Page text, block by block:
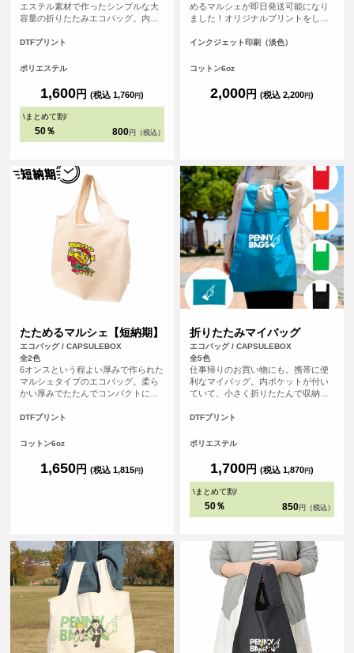
エステル素材で作ったシンプルな大
容量の折りたたみエコバッグ。内ポ
が可能で、ポリエステル素材のため
でかさばらないため人気の高いエコ
DTFプリント
ポリエステル
1,600円 (税込 1,760円)
\まとめて割/
50％ 800 円（税込）
めるマルシェが即日発送可能になり
ました！オリジナルプリントをした
文（決済完了）で、その日に発送す
ント、注文し忘れ、すぐに欲しい！
んフルカラープリントしたオリジナ
ルエコバッグが作れます。
インクジェット印刷（淡色）
コットン6oz
2,000円 (税込 2,200円)
たためるマルシェ【短納期】
エコバッグ / CAPSULEBOX
全2色
6オンスという程よい厚みで作られた
マルシェタイプのエコバッグ。柔ら
かい厚みでたたんでコンパクトにし
い物のエコバッグとして◎通常4営業
できるサービスになります！
DTFプリント
コットン6oz
1,650円 (税込 1,815円)
折りたたみマイバッグ
エコバッグ / CAPSULEBOX
全5色
仕事帰りのお買い物にも。携帯に便
利なマイバッグ。内ポケットが付い
ていて、小さく折りたたんで収納す
DTFプリント
ポリエステル
1,700円 (税込 1,870円)
\まとめて割/
50％ 850 円（税込）